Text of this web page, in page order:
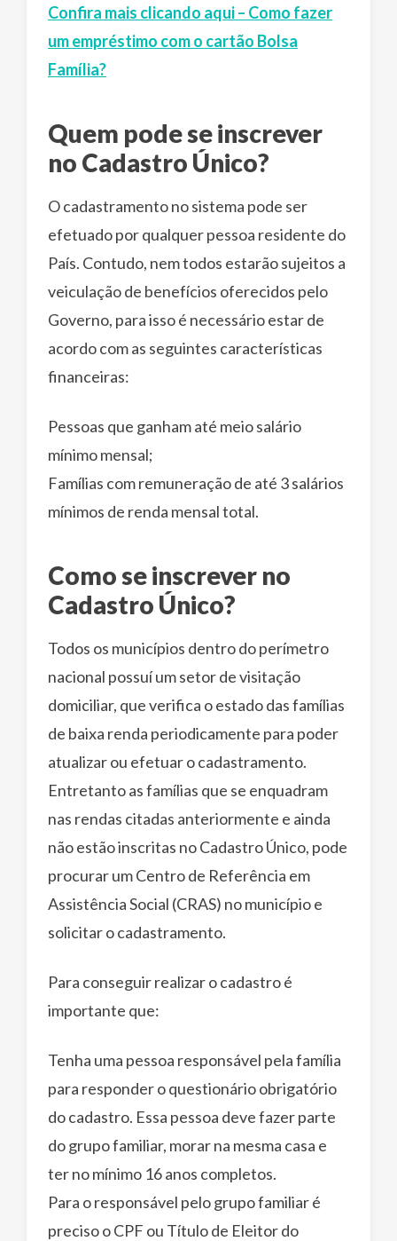
Confira mais clicando aqui – Como fazer
um empréstimo com o cartão Bolsa
Família?
Quem pode se inscrever
no Cadastro Único?
O cadastramento no sistema pode ser
efetuado por qualquer pessoa residente do
País. Contudo, nem todos estarão sujeitos a
veiculação de benefícios oferecidos pelo
Governo, para isso é necessário estar de
acordo com as seguintes características
financeiras:
Pessoas que ganham até meio salário
mínimo mensal;
Famílias com remuneração de até 3 salários
mínimos de renda mensal ​total.
Como se inscrever no
Cadastro Único?
Todos os municípios dentro do perímetro
nacional possuí um setor de visitação
domiciliar, que verifica o estado das famílias
de baixa renda periodicamente para poder
atualizar ou efetuar o cadastramento.
Entretanto as famílias que se enquadram
nas rendas citadas anteriormente e ainda
não estão inscritas no Cadastro Único, pode
procurar um Centro de Referência em
Assistência Social (CRAS) no município e
solicitar o cadastramento.
Para conseguir realizar o cadastro é
importante que:
Tenha uma pessoa responsável pela família
para responder o questionário obrigatório
do cadastro. Essa pessoa deve fazer parte
do grupo familiar, morar na mesma casa e
ter no mínimo 16 anos completos.
Para o responsável pelo grupo familiar é
preciso o CPF ou Título de Eleitor do